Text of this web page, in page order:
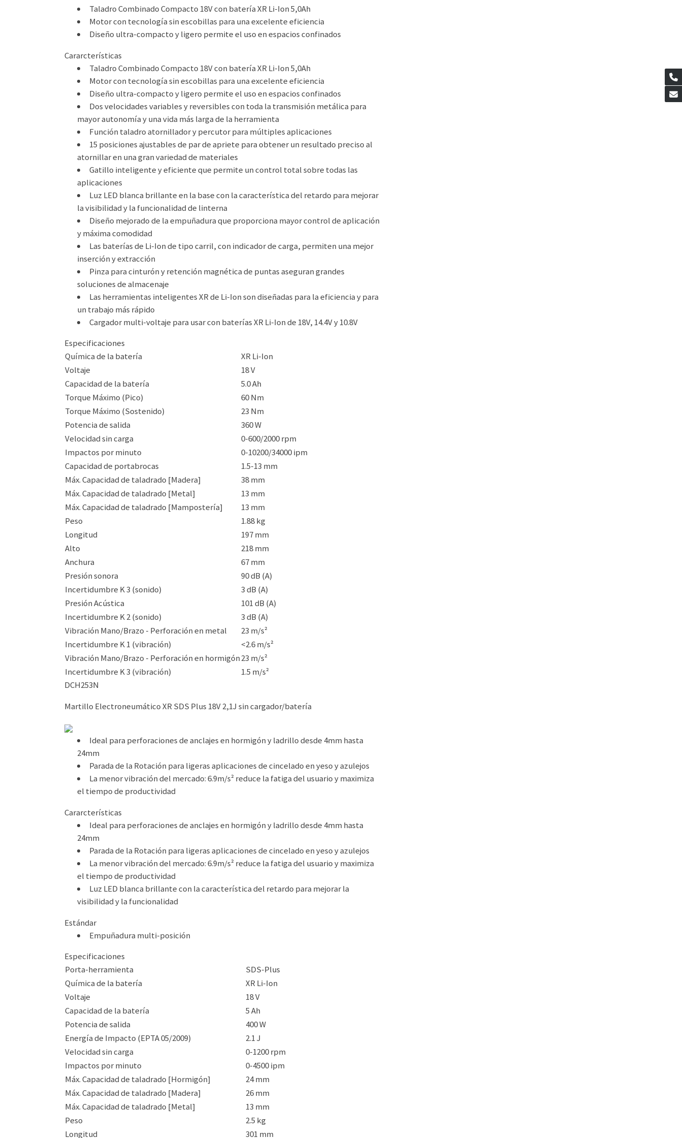
Taladro Combinado Compacto 18V con batería XR Li-Ion 5,0Ah
Motor con tecnología sin escobillas para una excelente eficiencia
Diseño ultra-compacto y ligero permite el uso en espacios confinados
Cararcterísticas
Taladro Combinado Compacto 18V con batería XR Li-Ion 5,0Ah
Motor con tecnología sin escobillas para una excelente eficiencia
Diseño ultra-compacto y ligero permite el uso en espacios confinados
Dos velocidades variables y reversibles con toda la transmisión metálica para
mayor autonomía y una vida más larga de la herramienta
Función taladro atornillador y percutor para múltiples aplicaciones
15 posiciones ajustables de par de apriete para obtener un resultado preciso al
atornillar en una gran variedad de materiales
Gatillo inteligente y eficiente que permite un control total sobre todas las
aplicaciones
Luz LED blanca brillante en la base con la característica del retardo para mejorar
la visibilidad y la funcionalidad de linterna
Diseño mejorado de la empuñadura que proporciona mayor control de aplicación
y máxima comodidad
Las baterías de Li-Ion de tipo carril, con indicador de carga, permiten una mejor
inserción y extracción
Pinza para cinturón y retención magnética de puntas aseguran grandes
soluciones de almacenaje
Las herramientas inteligentes XR de Li-Ion son diseñadas para la eficiencia y para
un trabajo más rápido
Cargador multi-voltaje para usar con baterías XR Li-Ion de 18V, 14.4V y 10.8V
Especificaciones
Química de la batería
XR Li-Ion
Voltaje
18 V
Capacidad de la batería
5.0 Ah
Torque Máximo (Pico)
60 Nm
Torque Máximo (Sostenido)
23 Nm
Potencia de salida
360 W
Velocidad sin carga
0-600/2000 rpm
Impactos por minuto
0-10200/34000 ipm
Capacidad de portabrocas
1.5-13 mm
Máx. Capacidad de taladrado [Madera]
38 mm
Máx. Capacidad de taladrado [Metal]
13 mm
Máx. Capacidad de taladrado [Mampostería]
13 mm
Peso
1.88 kg
Longitud
197 mm
Alto
218 mm
Anchura
67 mm
Presión sonora
90 dB (A)
Incertidumbre K 3 (sonido)
3 dB (A)
Presión Acústica
101 dB (A)
Incertidumbre K 2 (sonido)
3 dB (A)
Vibración Mano/Brazo - Perforación en metal
23 m/s²
Incertidumbre K 1 (vibración)
<2.6 m/s²
Vibración Mano/Brazo - Perforación en hormigón23 m/s²
Incertidumbre K 3 (vibración)
1.5 m/s²
DCH253N
Martillo Electroneumático XR SDS Plus 18V 2,1J sin cargador/batería
Ideal para perforaciones de anclajes en hormigón y ladrillo desde 4mm hasta
24mm
Parada de la Rotación para ligeras aplicaciones de cincelado en yeso y azulejos
La menor vibración del mercado: 6.9m/s² reduce la fatiga del usuario y maximiza
el tiempo de productividad
Cararcterísticas
Ideal para perforaciones de anclajes en hormigón y ladrillo desde 4mm hasta
24mm
Parada de la Rotación para ligeras aplicaciones de cincelado en yeso y azulejos
La menor vibración del mercado: 6.9m/s² reduce la fatiga del usuario y maximiza
el tiempo de productividad
Luz LED blanca brillante con la característica del retardo para mejorar la
visibilidad y la funcionalidad
Estándar
Empuñadura multi-posición
Especificaciones
Porta-herramienta
SDS-Plus
Química de la batería
XR Li-Ion
Voltaje
18 V
Capacidad de la batería
5 Ah
Potencia de salida
400 W
Energía de Impacto (EPTA 05/2009)
2.1 J
Velocidad sin carga
0-1200 rpm
Impactos por minuto
0-4500 ipm
Máx. Capacidad de taladrado [Hormigón]
24 mm
Máx. Capacidad de taladrado [Madera]
26 mm
Máx. Capacidad de taladrado [Metal]
13 mm
Peso
2.5 kg
Longitud
301 mm